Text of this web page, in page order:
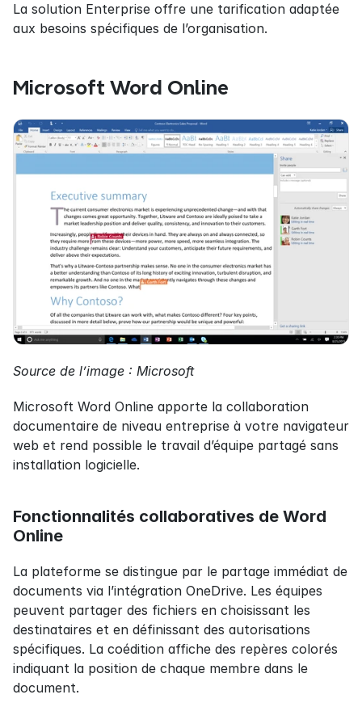
La solution Enterprise offre une tarification adaptée
aux besoins spécifiques de l’organisation.
Microsoft Word Online
Source de l’image : Microsoft
Microsoft Word Online apporte la collaboration
documentaire de niveau entreprise à votre navigateur
web et rend possible le travail d’équipe partagé sans
installation logicielle.
Fonctionnalités collaboratives de Word
Online
La plateforme se distingue par le partage immédiat de
documents via l’intégration OneDrive. Les équipes
peuvent partager des fichiers en choisissant les
destinataires et en définissant des autorisations
spécifiques. La coédition affiche des repères colorés
indiquant la position de chaque membre dans le
document.